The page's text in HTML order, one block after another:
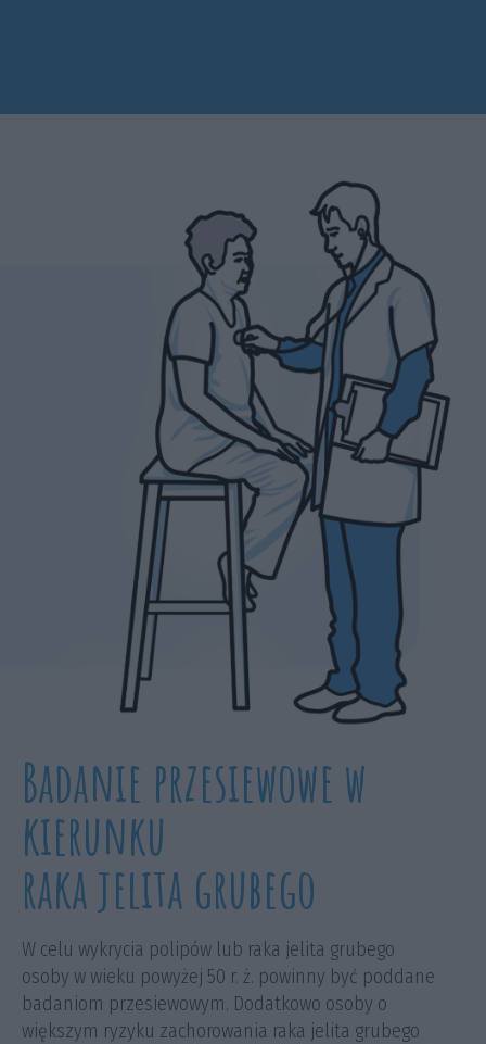
Badanie przesiewowe w
kierunku
raka jelita grubego
W celu wykrycia polipów lub raka jelita grubego
osoby w wieku powyżej 50 r. ż. powinny być poddane
badaniom przesiewowym. Dodatkowo osoby o
większym ryzyku zachorowania raka jelita grubego